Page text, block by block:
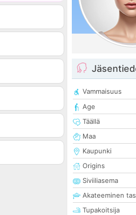
Vammaisuus
Age
Täällä
Maa
Kaupunki
Origins
Siviiliasema
Akateeminen
Tupakoitsija